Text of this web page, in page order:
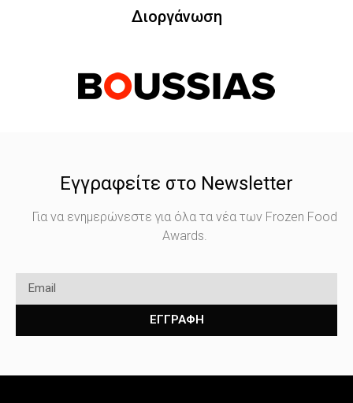
Διοργάνωση
Εγγραφείτε στο Newsletter
Για να ενημερώνεστε για όλα τα νέα των Frozen Food
Awards.
ΕΓΓΡΑΦΗ